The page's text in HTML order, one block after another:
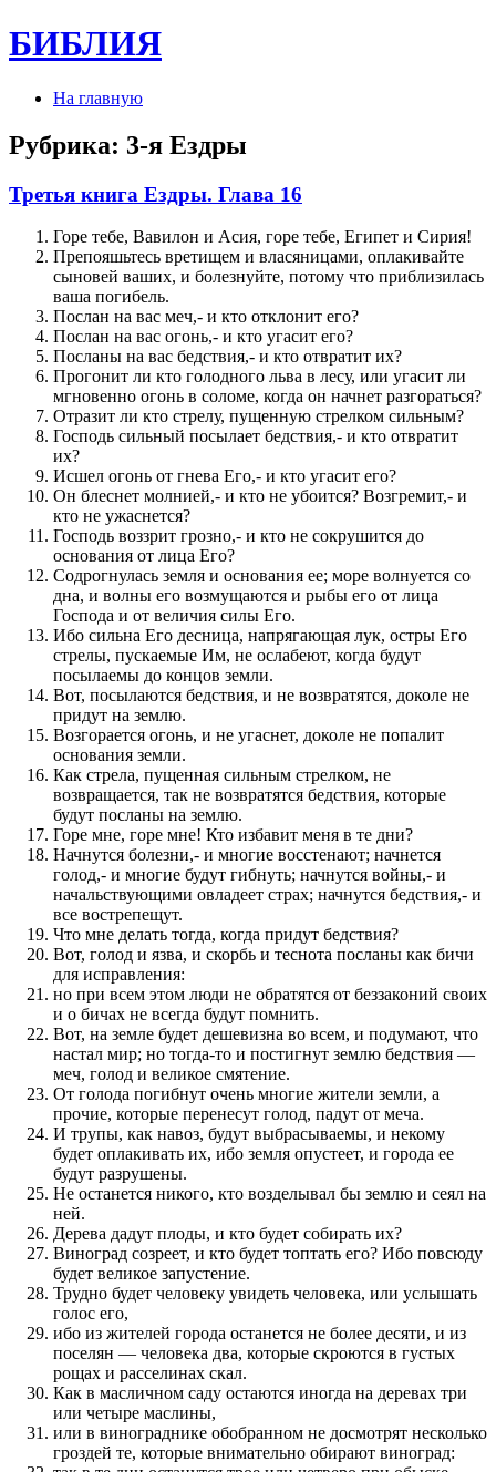
БИБЛИЯ
На главную
Рубрика: 3-я Ездры
Третья книга Ездры. Глава 16
Горе тебе, Вавилон и Асия, горе тебе, Египет и Сирия!
Препояшьтесь вретищем и власяницами, оплакивайте
сыновей ваших, и болезнуйте, потому что приблизилась
ваша погибель.
Послан на вас меч,- и кто отклонит его?
Послан на вас огонь,- и кто угасит его?
Посланы на вас бедствия,- и кто отвратит их?
Прогонит ли кто голодного льва в лесу, или угасит ли
мгновенно огонь в соломе, когда он начнет разгораться?
Отразит ли кто стрелу, пущенную стрелком сильным?
Господь сильный посылает бедствия,- и кто отвратит
их?
Исшел огонь от гнева Его,- и кто угасит его?
Он блеснет молнией,- и кто не убоится? Возгремит,- и
кто не ужаснется?
Господь воззрит грозно,- и кто не сокрушится до
основания от лица Его?
Содрогнулась земля и основания ее; море волнуется со
дна, и волны его возмущаются и рыбы его от лица
Господа и от величия силы Его.
Ибо сильна Его десница, напрягающая лук, остры Его
стрелы, пускаемые Им, не ослабеют, когда будут
посылаемы до концов земли.
Вот, посылаются бедствия, и не возвратятся, доколе не
придут на землю.
Возгорается огонь, и не угаснет, доколе не попалит
основания земли.
Как стрела, пущенная сильным стрелком, не
возвращается, так не возвратятся бедствия, которые
будут посланы на землю.
Горе мне, горе мне! Кто избавит меня в те дни?
Начнутся болезни,- и многие восстенают; начнется
голод,- и многие будут гибнуть; начнутся войны,- и
начальствующими овладеет страх; начнутся бедствия,- и
все вострепещут.
Что мне делать тогда, когда придут бедствия?
Вот, голод и язва, и скорбь и теснота посланы как бичи
для исправления:
но при всем этом люди не обратятся от беззаконий своих
и о бичах не всегда будут помнить.
Вот, на земле будет дешевизна во всем, и подумают, что
настал мир; но тогда-то и постигнут землю бедствия —
меч, голод и великое смятение.
От голода погибнут очень многие жители земли, а
прочие, которые перенесут голод, падут от меча.
И трупы, как навоз, будут выбрасываемы, и некому
будет оплакивать их, ибо земля опустеет, и города ее
будут разрушены.
Не останется никого, кто возделывал бы землю и сеял на
ней.
Дерева дадут плоды, и кто будет собирать их?
Виноград созреет, и кто будет топтать его? Ибо повсюду
будет великое запустение.
Трудно будет человеку увидеть человека, или услышать
голос его,
ибо из жителей города останется не более десяти, и из
поселян — человека два, которые скроются в густых
рощах и расселинах скал.
Как в масличном саду остаются иногда на деревах три
или четыре маслины,
или в винограднике обобранном не досмотрят несколько
гроздей те, которые внимательно обирают виноград: